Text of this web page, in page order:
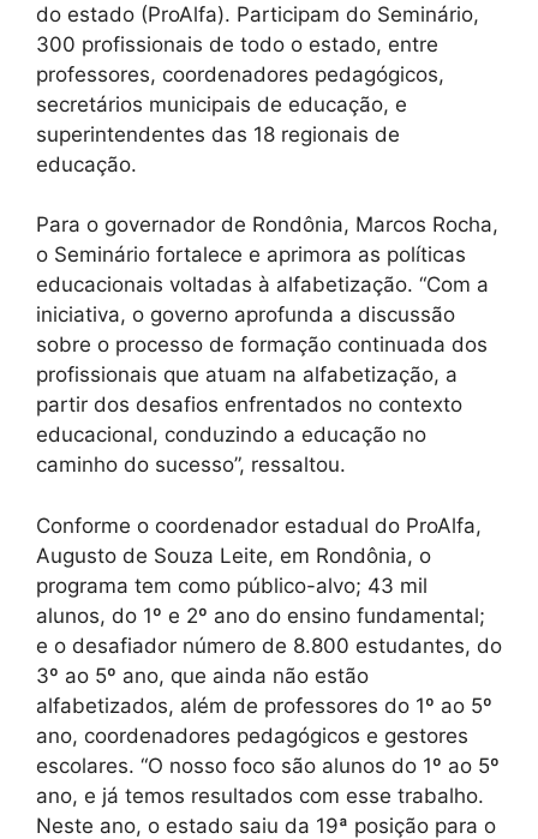
do estado (ProAlfa). Participam do Seminário,
300 profissionais de todo o estado, entre
professores, coordenadores pedagógicos,
secretários municipais de educação, e
superintendentes das 18 regionais de
educação.
Para o governador de Rondônia, Marcos Rocha,
o Seminário fortalece e aprimora as políticas
educacionais voltadas à alfabetização. “Com a
iniciativa, o governo aprofunda a discussão
sobre o processo de formação continuada dos
profissionais que atuam na alfabetização, a
partir dos desafios enfrentados no contexto
educacional, conduzindo a educação no
caminho do sucesso”, ressaltou.
Conforme o coordenador estadual do ProAlfa,
Augusto de Souza Leite, em Rondônia, o
programa tem como público-alvo; 43 mil
alunos, do 1º e 2º ano do ensino fundamental;
e o desafiador número de 8.800 estudantes, do
3º ao 5º ano, que ainda não estão
alfabetizados, além de professores do 1º ao 5º
ano, coordenadores pedagógicos e gestores
escolares. “O nosso foco são alunos do 1º ao 5º
ano, e já temos resultados com esse trabalho.
Neste ano, o estado saiu da 19ª posição para o